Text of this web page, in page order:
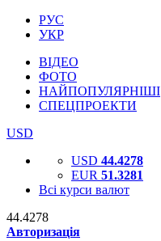
РУС
УКР
ВІДЕО
ФОТО
НАЙПОПУЛЯРНІШІ
СПЕЦПРОЕКТИ
USD
USD 44.4278
EUR 51.3281
Всі курси валют
44.4278
Авторизація